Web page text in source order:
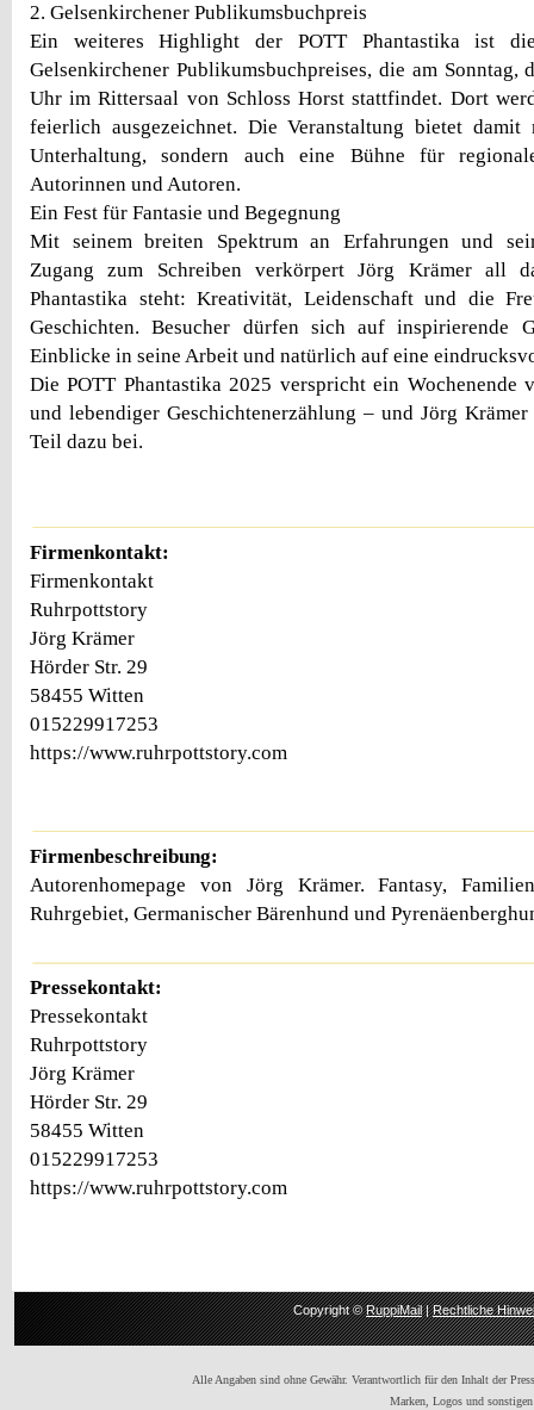
2. Gelsenkirchener Publikumsbuchpreis
Ein weiteres Highlight der POTT Phantastika ist
Gelsenkirchener Publikumsbuchpreises, die am Sonntag,
Uhr im Rittersaal von Schloss Horst stattfindet. Dort
feierlich ausgezeichnet. Die Veranstaltung bietet
Unterhaltung, sondern auch eine Bühne für
Autorinnen und Autoren.
Ein Fest für Fantasie und Begegnung
Mit seinem breiten Spektrum an Erfahrungen und
Zugang zum Schreiben verkörpert Jörg Krämer all
Phantastika steht: Kreativität, Leidenschaft und die
Geschichten. Besucher dürfen sich auf inspirierende
Einblicke in seine Arbeit und natürlich auf eine
Die POTT Phantastika 2025 verspricht ein Wochenende
und lebendiger Geschichtenerzählung – und Jörg
Teil dazu bei.
Firmenkontakt:
Firmenkontakt
Ruhrpottstory
Jörg Krämer
Hörder Str. 29
58455 Witten
015229917253
https://www.ruhrpottstory.com
Firmenbeschreibung:
Autorenhomepage von Jörg Krämer. Fantasy,
Ruhrgebiet, Germanischer Bärenhund und
Pressekontakt:
Pressekontakt
Ruhrpottstory
Jörg Krämer
Hörder Str. 29
58455 Witten
015229917253
https://www.ruhrpottstory.com
Copyright ©RuppiMail|Rechtliche
Alle Angaben sind ohne Gewähr. Verantwortlich für den Inhalt der
Marken, Logos und